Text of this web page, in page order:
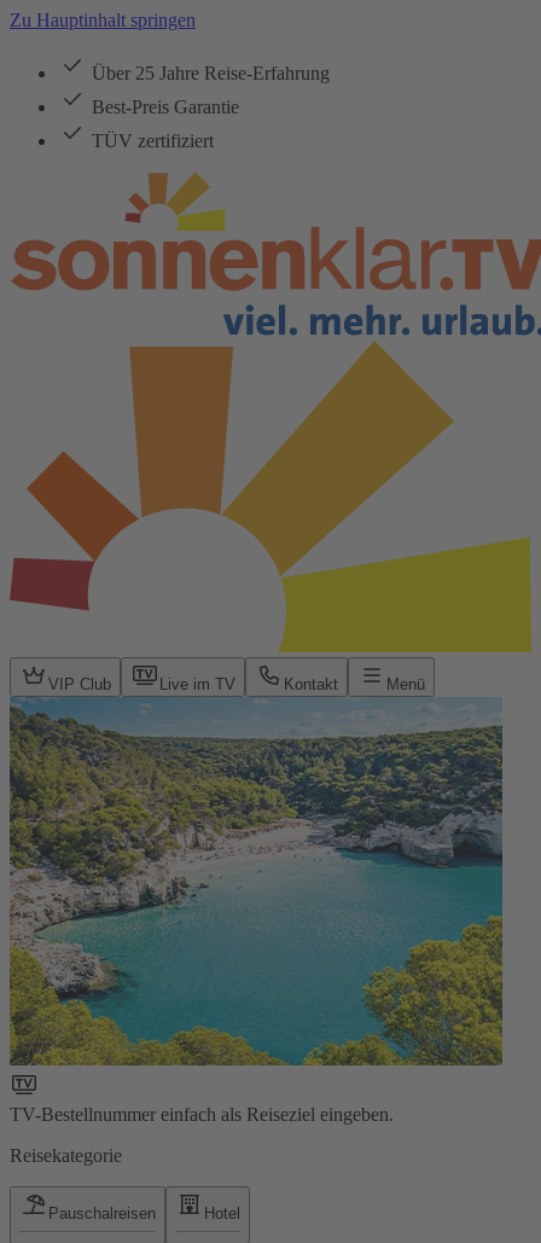
Zu Hauptinhalt springen
Über 25 Jahre Reise-Erfahrung
Best-Preis Garantie
TÜV zertifiziert
VIP Club Live im TV Kontakt Menü
TV-Bestellnummer einfach als Reiseziel eingeben.
Reisekategorie
Pauschalreisen Hotel